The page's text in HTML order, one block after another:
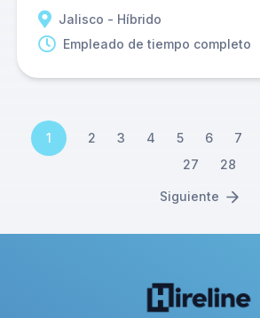
Jalisco - Híbrido
Empleado de tiempo completo
1 2 3 4 5 6 7
27
28
Siguiente